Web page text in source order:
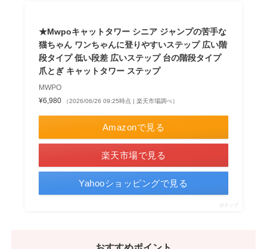
★Mwpoキャットタワー シニア ジャンプの苦手な
猫ちゃん ワンちゃんに登りやすいステップ 広い階
段タイプ 低い段差 広いステップ 台の階段タイプ
爪とぎ キャットタワー ステップ
MWPO
¥6,980
（2026/06/26 09:25時点 | 楽天市場調べ）
Amazonで見る
楽天市場で見る
Yahooショッピングで見る
ポチップ